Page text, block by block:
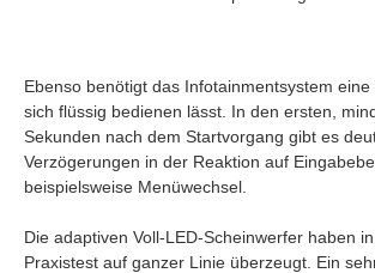
Ebenso benötigt das Infotainmentsystem
sich flüssig bedienen lässt. In den ersten,
Sekunden nach dem Startvorgang gibt es
Verzögerungen in der Reaktion auf
beispielsweise Menüwechsel.
Die adaptiven Voll-LED-Scheinwerfer haben
Praxistest auf ganzer Linie überzeugt. Ein